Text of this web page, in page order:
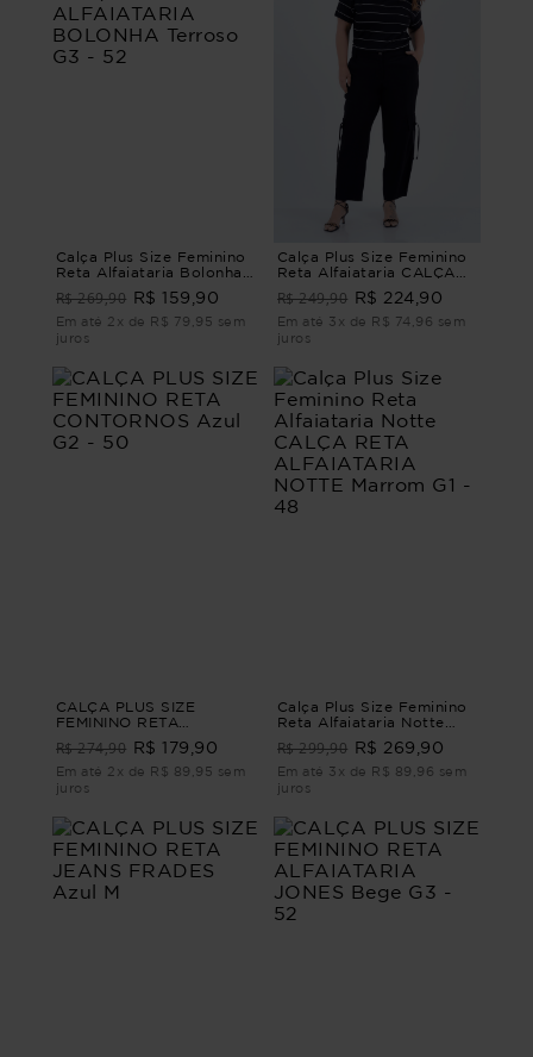
Calça Plus Size Feminino
Reta Alfaiataria Bolonha
CALÇA RETA
ALFAIATARIA BOLONHA
Terroso G3 - 52
R$ 269,90 R$ 159,90
Em até 2x de R$ 79,95 sem
juros
Calça Plus Size Feminino
Reta Alfaiataria CALÇA
RETA ALFAIATARIA
MILÃO Preto G4 - 54
R$ 249,90 R$ 224,90
Em até 3x de R$ 74,96 sem
juros
CALÇA PLUS SIZE
FEMININO RETA
CONTORNOS Azul G2 -
50
R$ 274,90 R$ 179,90
Em até 2x de R$ 89,95 sem
juros
Calça Plus Size Feminino
Reta Alfaiataria Notte
CALÇA RETA
ALFAIATARIA NOTTE
Marrom G1 - 48
R$ 299,90 R$ 269,90
Em até 3x de R$ 89,96 sem
juros